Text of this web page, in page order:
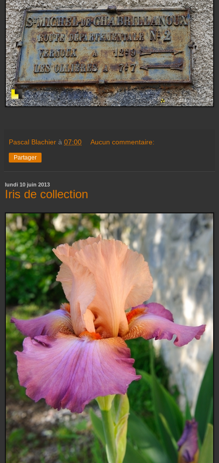
Pascal Blachier à 07:00 Aucun commentaire:
Partager
lundi 10 juin 2013
Iris de collection